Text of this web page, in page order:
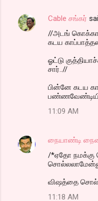
Cable சங்கர்
//அடங் கொக்கா
கடய
ஓட்டு
சார்..//
பின்னே கடய
11:09 AM
நையாண்டி
/*ஏதோ நமக்கு
விஷத்தை
11:18 AM